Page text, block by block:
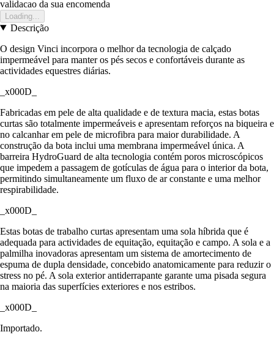
validacao da sua encomenda
Loading...
Descrição
O design Vinci incorpora o melhor da tecnologia de calçado
impermeável para manter os pés secos e confortáveis durante as
actividades equestres diárias.
_x000D_
Fabricadas em pele de alta qualidade e de textura macia, estas botas
curtas são totalmente impermeáveis e apresentam reforços na biqueira e
no calcanhar em pele de microfibra para maior durabilidade. A
construção da bota inclui uma membrana impermeável única. A
barreira HydroGuard de alta tecnologia contém poros microscópicos
que impedem a passagem de gotículas de água para o interior da bota,
permitindo simultaneamente um fluxo de ar constante e uma melhor
respirabilidade.
_x000D_
Estas botas de trabalho curtas apresentam uma sola híbrida que é
adequada para actividades de equitação, equitação e campo. A sola e a
palmilha inovadoras apresentam um sistema de amortecimento de
espuma de dupla densidade, concebido anatomicamente para reduzir o
stress no pé. A sola exterior antiderrapante garante uma pisada segura
na maioria das superfícies exteriores e nos estribos.
_x000D_
Importado.